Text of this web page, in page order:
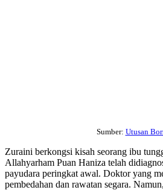
Sumber: Utusan
Zuraini berkongsi kisah seorang ibu
Allahyarham Puan Haniza telah
payudara peringkat awal. Doktor yang
pembedahan dan rawatan segara.